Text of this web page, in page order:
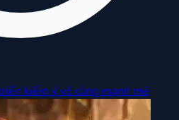
kiếm ý vô cùng mạnh mẽ